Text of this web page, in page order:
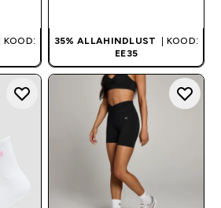
| KOOD:
35% ALLAHINDLUST
| KOOD:
EE35